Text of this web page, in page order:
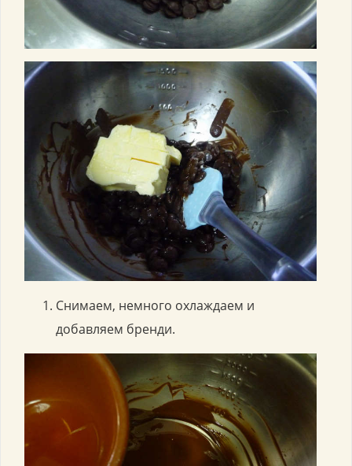
Снимаем, немного охлаждаем и
добавляем бренди.